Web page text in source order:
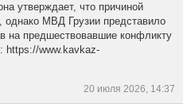
утверждает, что причиной
однако МВД Грузии представило
на предшествовавшие конфликту
https://www.kavkaz-
20 июля 2026, 14:37